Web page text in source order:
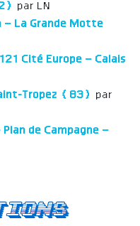
par LN
– La Grande Motte
Cité Europe – Calais
Tropez (83)
par
de Campagne –